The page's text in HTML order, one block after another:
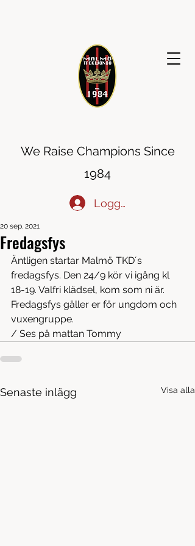
We Raise Champions Since
1984
Logga in
Fredagsfys
20 sep. 2021
Äntligen startar Malmö TKD´s
fredagsfys. Den 24/9 kör vi igång kl
18-19. Valfri klädsel, kom som ni är.
Fredagsfys gäller er för ungdom och
vuxengruppe.
/ Ses på mattan Tommy
Senaste inlägg Visa alla